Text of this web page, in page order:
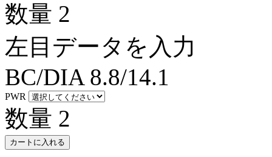
数量 2
左目データを入力
BC/DIA 8.8/14.1
PWR
数量 2
カートに入れる